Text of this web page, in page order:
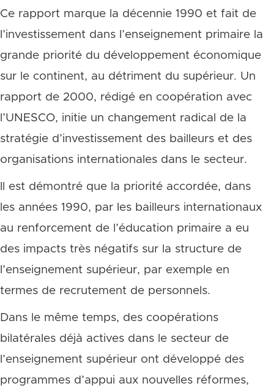
Ce rapport marque la décennie 1990 et fait de
l’investissement dans l’enseignement primaire la
grande priorité du développement économique
sur le continent, au détriment du supérieur. Un
rapport de 2000, rédigé en coopération avec
l’UNESCO, initie un changement radical de la
stratégie d’investissement des bailleurs et des
organisations internationales dans le secteur.
Il est démontré que la priorité accordée, dans
les années 1990, par les bailleurs internationaux
au renforcement de l’éducation primaire a eu
des impacts très négatifs sur la structure de
l’enseignement supérieur, par exemple en
termes de recrutement de personnels.
Dans le même temps, des coopérations
bilatérales déjà actives dans le secteur de
l’enseignement supérieur ont développé des
programmes d’appui aux nouvelles réformes,